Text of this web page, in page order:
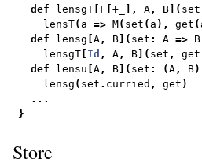
def lensgT F [+ ], A, B ]( set
lensT( a => M( set ( a ), get (
def lensg [A, B ]( set : A =>
lensgT Id , A, B ]( set , get
def lensu [A, B ]( set : (A, B)
lensg ( set . curried , get )
...
}
Store